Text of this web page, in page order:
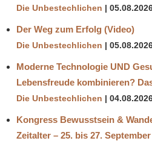
Die Unbestechlichen
Der Weg zum Erfolg (Video)
Die Unbestechlichen
Moderne Technologie UND
Lebensfreude kombinieren?
Die Unbestechlichen
Kongress Bewusstsein &
Zeitalter – 25. bis 27.